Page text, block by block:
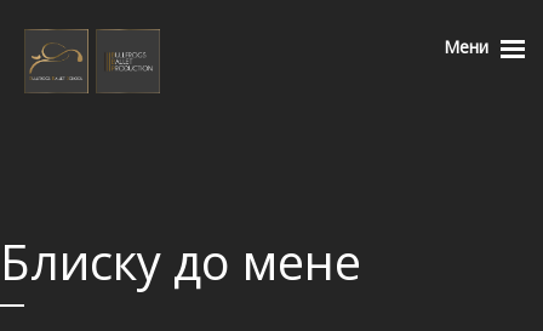
Мени
АКТУЕЛНО
ББ Продавница ❭
Блиску до мене